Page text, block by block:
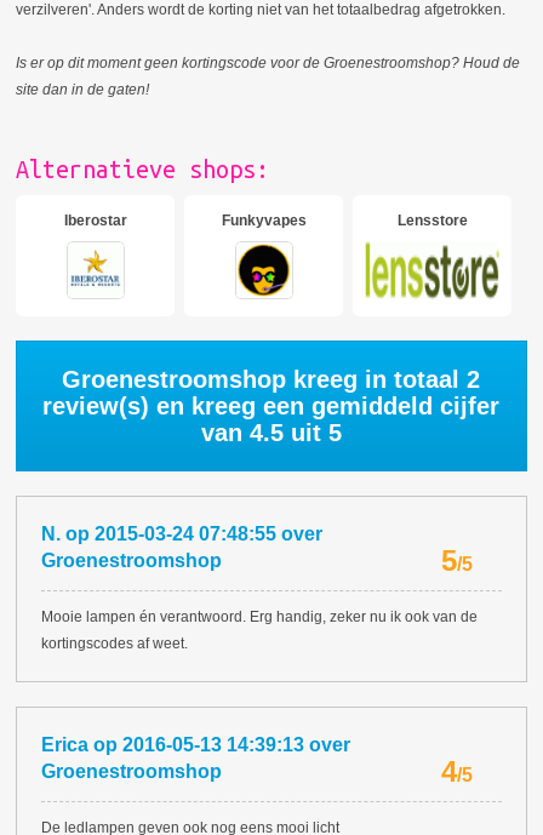
verzilveren'. Anders wordt de korting niet van het totaalbedrag afgetrokken.
Is er op dit moment geen kortingscode voor de Groenestroomshop? Houd de
site dan in de gaten!
Alternatieve shops:
Iberostar Funkyvapes Lensstore
Groenestroomshop kreeg in totaal2
review(s) en kreeg een gemiddeld cijfer
van 4.5 uit 5
N. op2015-03-24 07:48:55 over
Groenestroomshop
5/5
Mooie lampen én verantwoord. Erg handig, zeker nu ik ook van de
kortingscodes af weet.
Erica op2016-05-13 14:39:13 over
Groenestroomshop
4/5
De ledlampen geven ook nog eens mooi licht